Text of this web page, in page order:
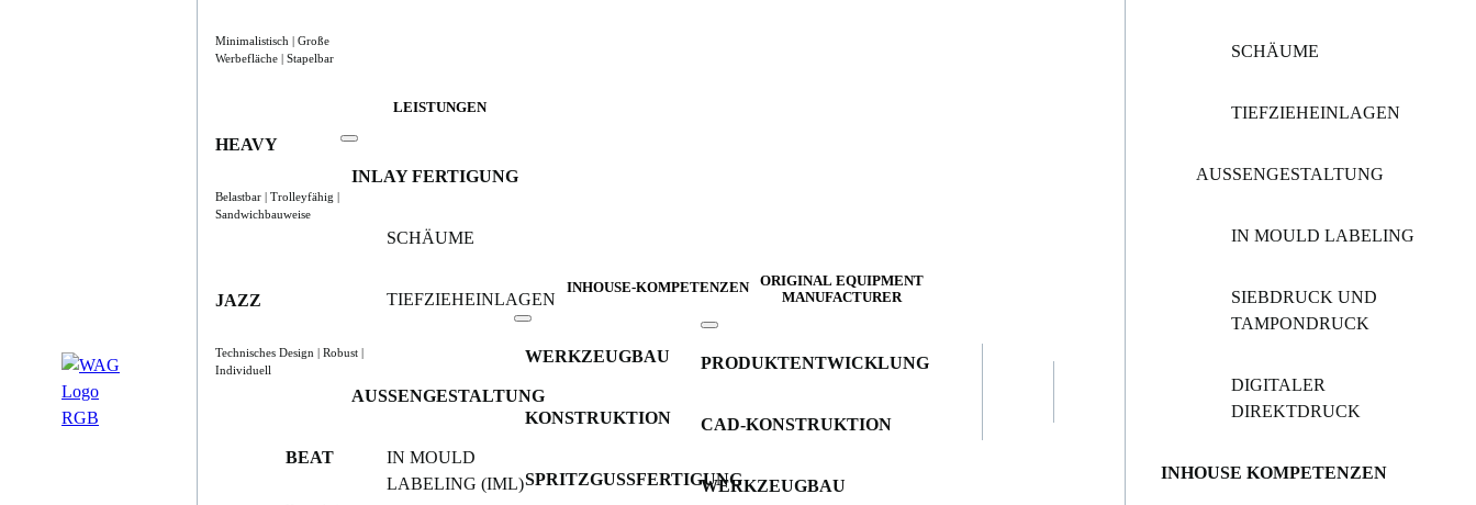
Minimalistisch | Große
Werbefläche | Stapelbar
HEAVY
Belastbar | Trolleyfähig |
Sandwichbauweise
JAZZ
Technisches Design | Robust |
Individuell
BEAT
LEISTUNGEN
INLAY FERTIGUNG
SCHÄUME
TIEFZIEHEINLAGEN
AUSSENGESTALTUNG
IN MOULD
LABELING (IML)
INHOUSE-KOMPETENZEN
WERKZEUGBAU
KONSTRUKTION
SPRITZGUSSFERTIGUNG
ORIGINAL EQUIPMENT
MANUFACTURER
PRODUKTENTWICKLUNG
CAD-KONSTRUKTION
WERKZEUGBAU
SCHÄUME
TIEFZIEHEINLAGEN
AUSSENGESTALTUNG
IN MOULD LABELING
SIEBDRUCK UND
TAMPONDRUCK
DIGITALER
DIREKTDRUCK
INHOUSE KOMPETENZEN